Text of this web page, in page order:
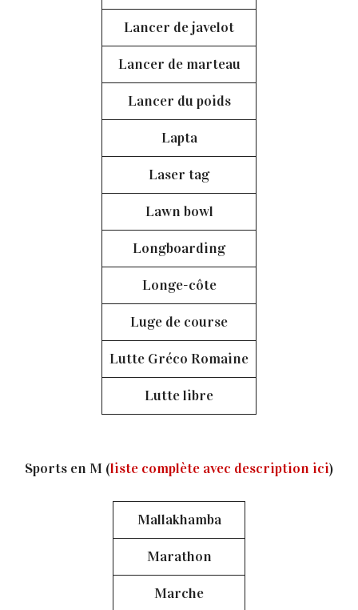
Lancer de javelot
Lancer de marteau
Lancer du poids
Lapta
Laser tag
Lawn bowl
Longboarding
Longe-côte
Luge de course
Lutte Gréco Romaine
Lutte libre
Sports en M (liste complète avec description ici)
Mallakhamba
Marathon
Marche